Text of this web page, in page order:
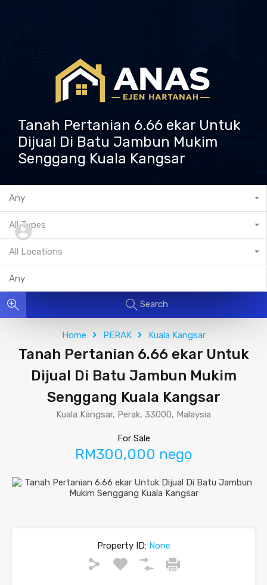
Tanah Pertanian 6.66 ekar Untuk
Dijual Di Batu Jambun Mukim
Senggang Kuala Kangsar
Any
All Types
All Locations
Search
Home PERAK Kuala Kangsar
Tanah Pertanian 6.66 ekar Untuk
Dijual Di Batu Jambun Mukim
Senggang Kuala Kangsar
Kuala Kangsar, Perak, 33000, Malaysia
For Sale
RM300,000 nego
Property ID:None